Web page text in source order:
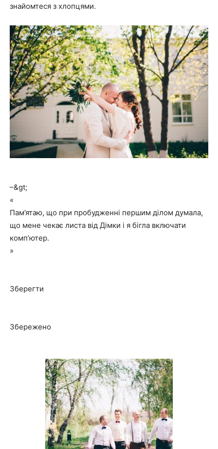
знайомтеся з хлопцями.
–&gt;
«
Пам’ятаю, що при пробудженні першим ділом думала,
що мене чекає листа від Дімки і я бігла включати
комп’ютер.
»
Зберегти
Збережено